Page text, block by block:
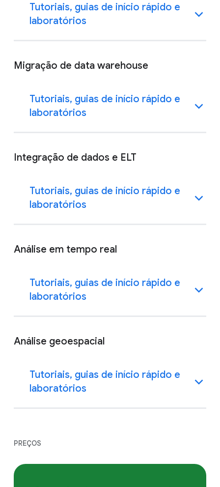
Tutoriais, guias de início rápido e
laboratórios
Migração de data warehouse
Tutoriais, guias de início rápido e
laboratórios
Integração de dados e ELT
Tutoriais, guias de início rápido e
laboratórios
Análise em tempo real
Tutoriais, guias de início rápido e
laboratórios
Análise geoespacial
Tutoriais, guias de início rápido e
laboratórios
PREÇOS